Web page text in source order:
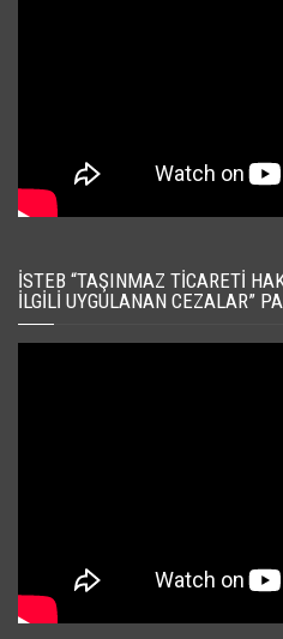
İSTEB “TAŞINMAZ TICARETI
İLGILI UYGULANAN CEZALAR”